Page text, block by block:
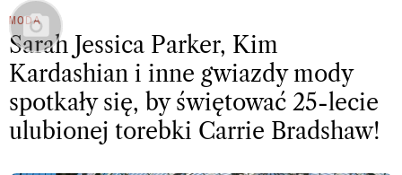
MODA
Sarah Jessica Parker, Kim
Kardashian i inne gwiazdy mody
spotkały się, by świętować 25-lecie
ulubionej torebki Carrie Bradshaw!